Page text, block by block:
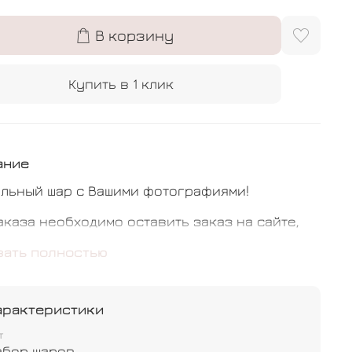
В корзину
Купить в 1 клик
шар с Вашими фотографиями!
необходимо оставить заказ на сайте,
необходимо будет отправить Ваши
заказа входит:
полностью